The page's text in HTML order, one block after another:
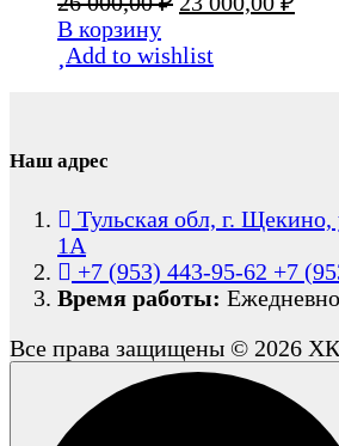
составляла
В корзину
Add to wishlist
Наш адрес
Тульская обл, г.
1А
+7 (953) 443-95-62 +7
Время работы:
Все права защищены © 2026